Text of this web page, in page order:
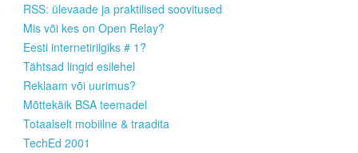
RSS: ülevaade ja praktilised soovitused
Mis või kes on Open Relay?
Eesti internetiriigiks # 1?
Tähtsad lingid esilehel
Reklaam või uurimus?
Mõttekäik BSA teemadel
Totaalselt mobiilne & traadita
TechEd 2001